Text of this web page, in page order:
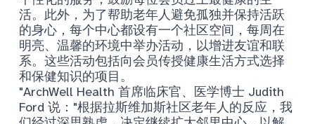
活。此外，为了帮助老年人避免孤独并保持活跃
的身心，每个中心都设有一个社区空间，每周在
明亮、温馨的环境中举办活动，以增进友谊和联
系。这些活动包括向会员传授健康生活方式选择
和保健知识的项目。
"ArchWell Health 首席临床官、医学博士 Judith
Ford 说："根据拉斯维加斯社区老年人的反应，我